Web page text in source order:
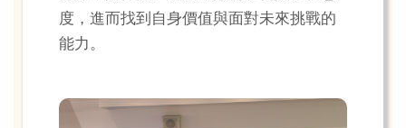
度，進而找到自身價值與面對未來挑戰的
能力。